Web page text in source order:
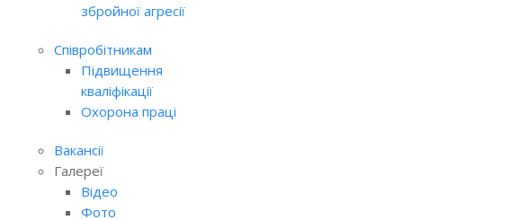
збройної агресії
Співробітникам
Підвищення
кваліфікації
Охорона праці
Вакансії
Галереї
Відео
Фото